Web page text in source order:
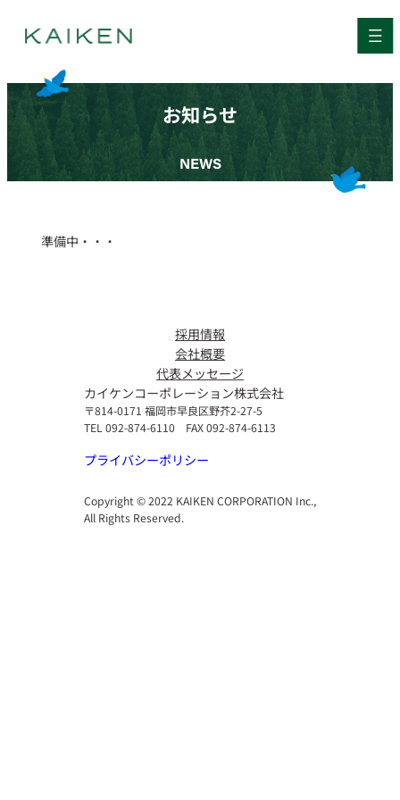
お知らせ
NEWS
準備中・・・
採用情報
会社概要
代表メッセージ
カイケンコーポレーション株式会社
〒814-0171 福岡市早良区野芥2-27-5
TEL 092-874-6110 FAX 092-874-6113
プライバシーポリシー
Copyright © 2022 KAIKEN CORPORATION Inc.,
All Rights Reserved.